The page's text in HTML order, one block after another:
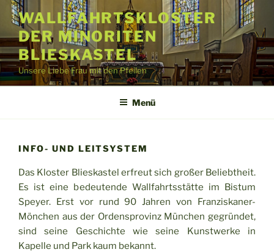
Zum
Inhalt
springen
WALLFAHRTSKLOSTER
DER MINORITEN
BLIESKASTEL
Unsere Liebe Frau mit den Pfeilen
Menü
INFO- UND LEITSYSTEM
Das Kloster Blieskastel erfreut sich großer Beliebtheit.
Es ist eine bedeutende Wallfahrtsstätte im Bistum
Speyer. Erst vor rund 90 Jahren von Franziskaner-
Mönchen aus der Ordensprovinz München gegründet,
sind seine Geschichte wie seine Kunstwerke in
Kapelle und Park kaum bekannt.